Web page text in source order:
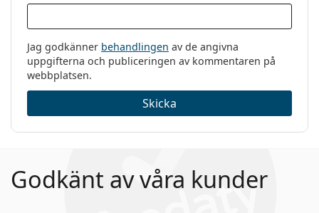
Jag godkänner behandlingen av de angivna
uppgifterna och publiceringen av kommentaren på
webbplatsen.
Skicka
Godkänt av våra kunder